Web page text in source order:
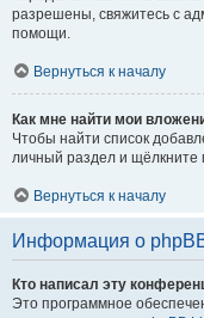
разрешены, свяжитесь с
помощи.
Вернуться к началу
Как мне найти мои
Чтобы найти список
личный раздел и щёлкните
Вернуться к началу
Информация о
Кто написал эту
Это программное